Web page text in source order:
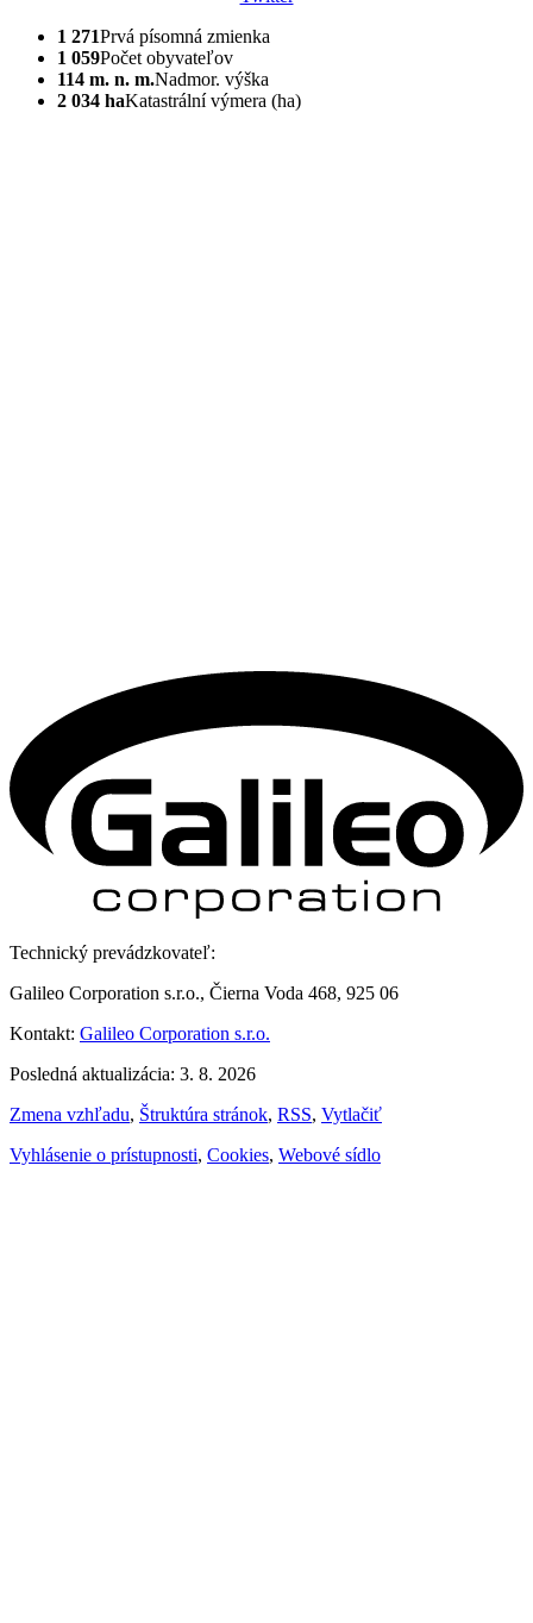
1 271Prvá písomná zmienka
1 059Počet obyvateľov
114 m. n. m.Nadmor. výška
2 034 haKatastrální výmera (ha)
Technický prevádzkovateľ:
Galileo Corporation s.r.o., Čierna Voda 468, 925 06
Kontakt: Galileo Corporation s.r.o.
Posledná aktualizácia: 3. 8. 2026
Zmena vzhľadu, Štruktúra stránok, RSS, Vytlačiť
Vyhlásenie o prístupnosti, Cookies, Webové sídlo